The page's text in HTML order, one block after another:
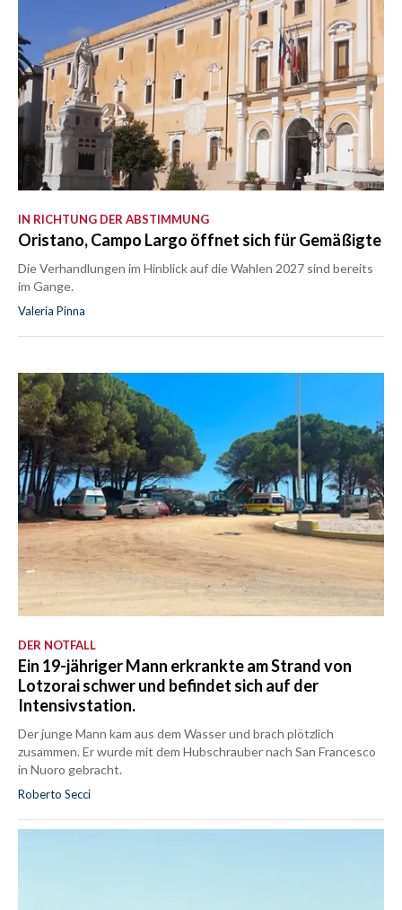
IN RICHTUNG DER ABSTIMMUNG
Oristano, Campo Largo öffnet sich für Gemäßigte
Die Verhandlungen im Hinblick auf die Wahlen 2027 sind bereits
im Gange.
Valeria Pinna
DER NOTFALL
Ein 19-jähriger Mann erkrankte am Strand von
Lotzorai schwer und befindet sich auf der
Intensivstation.
Der junge Mann kam aus dem Wasser und brach plötzlich
zusammen. Er wurde mit dem Hubschrauber nach San Francesco
in Nuoro gebracht.
Roberto Secci